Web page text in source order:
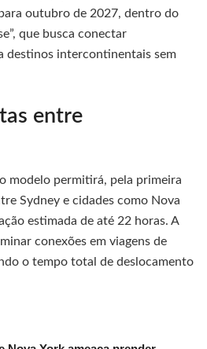
outubro de 2027, dentro do
que busca conectar
destinos intercontinentais sem
entre
modelo permitirá, pela primeira
Sydney e cidades como Nova
estimada de até 22 horas. A
conexões em viagens de
o tempo total de deslocamento